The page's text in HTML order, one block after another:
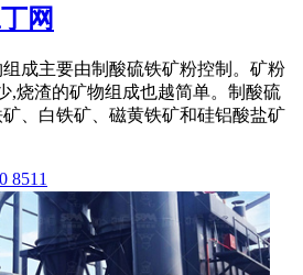
网
成主要由制酸硫铁矿粉控制。矿粉
,烧渣的矿物组成也越简单。制酸硫
、白铁矿、磁黄铁矿和硅铝酸盐矿
8511